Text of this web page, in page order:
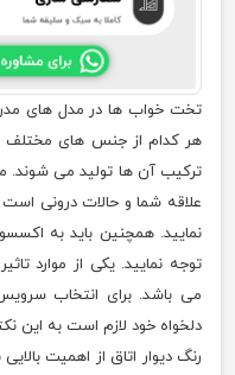
تخت خواب ها در مدل های
ترکیب آن ها تولید می شوند.
علاقه شما و حالات درونی
نمایید. همچنین باید به
توجه نمایید. یکی از موارد
می باشد. برای انتخاب
دلخواه خود لازم است به این
رنگ دیوار اتاق از اهمیت